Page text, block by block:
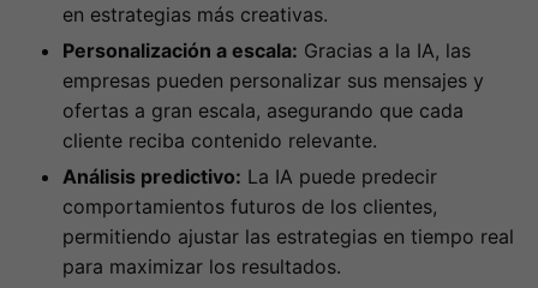
en estrategias más creativas.
Personalización a escala: Gracias a la IA, las
empresas pueden personalizar sus mensajes y
ofertas a gran escala, asegurando que cada
cliente reciba contenido relevante.
Análisis predictivo: La IA puede predecir
comportamientos futuros de los clientes,
permitiendo ajustar las estrategias en tiempo real
para maximizar los resultados.